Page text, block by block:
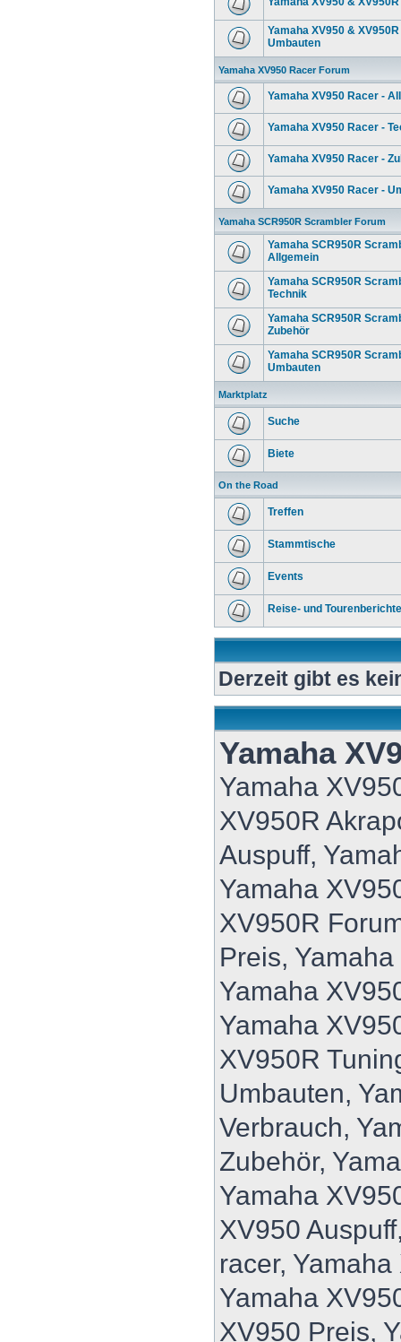
Yamaha XV950 & XV950R
Umbauten
Yamaha XV950 Racer Forum
Yamaha XV950 Racer -
Yamaha XV950 Racer -
Yamaha XV950 Racer -
Yamaha XV950 Racer -
Yamaha SCR950R Scrambler Forum
Yamaha SCR950R
Allgemein
Yamaha SCR950R
Technik
Yamaha SCR950R
Zubehör
Yamaha SCR950R
Umbauten
Marktplatz
Suche
Biete
On the Road
Treffen
Stammtische
Events
Reise- und Tourenberichte
Derzeit gibt es
Yamaha
Yamaha
XV950R
Auspuff,
Yamaha
XV950R
Preis,
Yamaha
Yamaha
XV950R
Umbauten,
Verbrauch,
Zubehör,
Yamaha
XV950
racer,
Yamaha
XV950 Preis,